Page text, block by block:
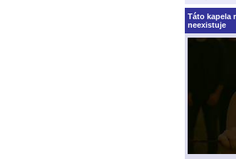
Táto kapela
neexistuje